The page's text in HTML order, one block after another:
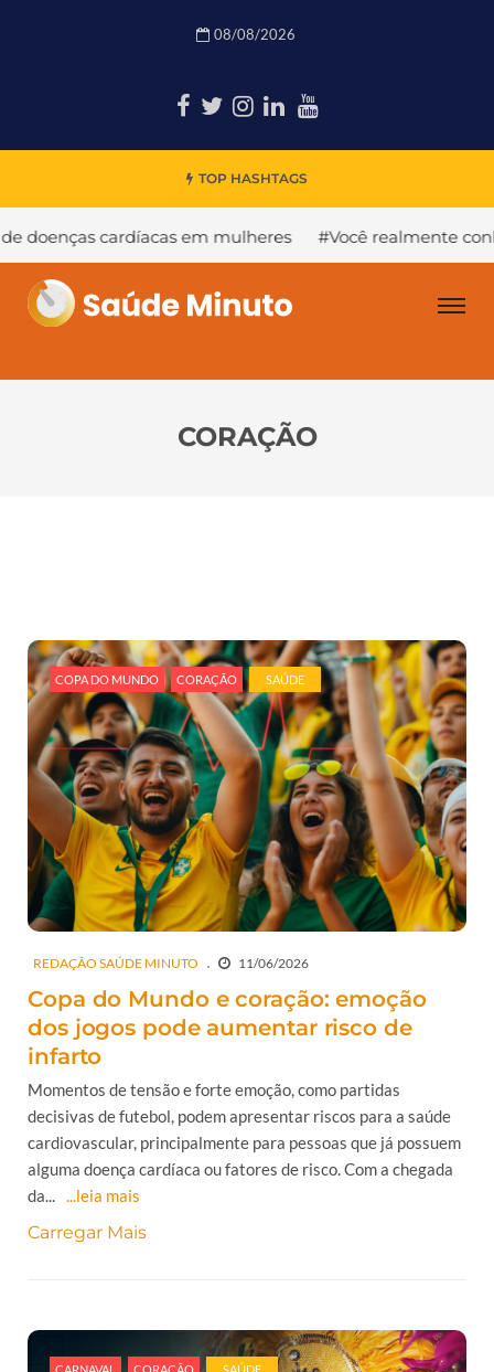
08/08/2026
TOP HASHTAGS
cardíacas em mulheres #Você realmente conhece seu
CORAÇÃO
COPA DO MUNDO CORAÇÃO SAÚDE
REDAÇÃO SAÚDE MINUTO 11/06/2026
Copa do Mundo e coração: emoção
dos jogos pode aumentar risco de
infarto
Momentos de tensão e forte emoção, como partidas
decisivas de futebol, podem apresentar riscos para a saúde
cardiovascular, principalmente para pessoas que já possuem
alguma doença cardíaca ou fatores de risco. Com a chegada
da... ...leia mais
Carregar Mais